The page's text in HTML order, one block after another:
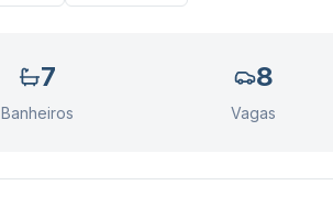
7
Banheiros
8
Vagas